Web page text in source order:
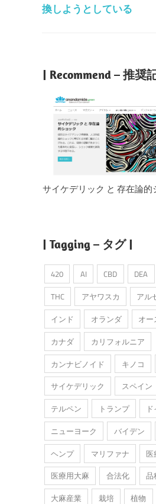
換しようとしている
| Recommend – 推奨
サイケデリック と 存在論的
| Tagging – タグ |
420 AI CBD DEA
THC
アヤワスカ
アル
インド
オランダ
オ
カナダ
カリフォルニア
カンナビノイド
キノコ
サイケデリック
スペイン
テルペン
トランプ
ニューヨーク
バイデン
ヘンプ
マリファナ
医
医療用大麻
合法化 品
大麻産業
栽培 植物